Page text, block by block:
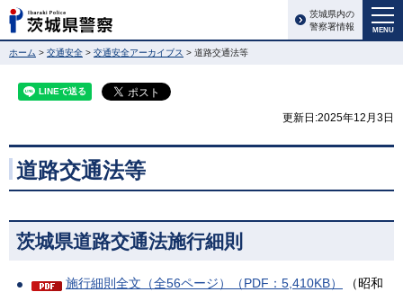
MENU
茨城県内の
警察署情報
ホーム > 交通安全 > 交通安全アーカイブス > 道路交通法等
更新日:2025年12月3日
道路交通法等
茨城県道路交通法施行細則
施行細則全文（全56ページ）（PDF：5,410KB）
（昭和